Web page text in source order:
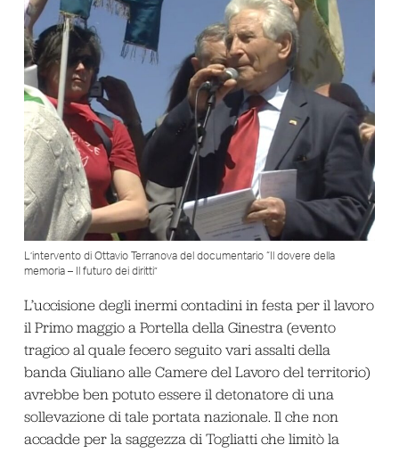
L’intervento di Ottavio Terranova del documentario “Il dovere della
memoria – Il futuro dei diritti”
L’uccisione degli inermi contadini in festa per il lavoro
il Primo maggio a Portella della Ginestra (evento
tragico al quale fecero seguito vari assalti della
banda Giuliano alle Camere del Lavoro del territorio)
avrebbe ben potuto essere il detonatore di una
sollevazione di tale portata nazionale. Il che non
accadde per la saggezza di Togliatti che limitò la